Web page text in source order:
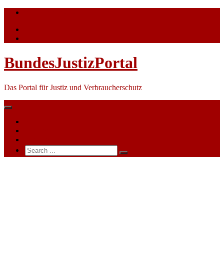
Skip
content
BundesJustizPortal
Das Portal für Justiz und Verbraucherschutz
Search
for: